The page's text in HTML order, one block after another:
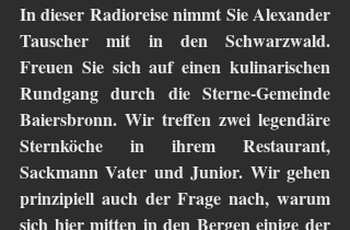
In dieser Radioreise nimmt Sie Alexander
Tauscher mit in den Schwarzwald.
Freuen Sie sich auf einen kulinarischen
Rundgang durch die Sterne-Gemeinde
Baiersbronn. Wir treffen zwei legendäre
Sternköche in ihrem Restaurant,
Sackmann Vater und Junior. Wir gehen
prinzipiell auch der Frage nach, warum
sich hier mitten in den Bergen einige der